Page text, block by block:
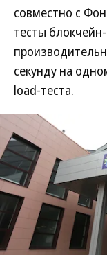
совместно с
тесты
секунду на
load-теста.